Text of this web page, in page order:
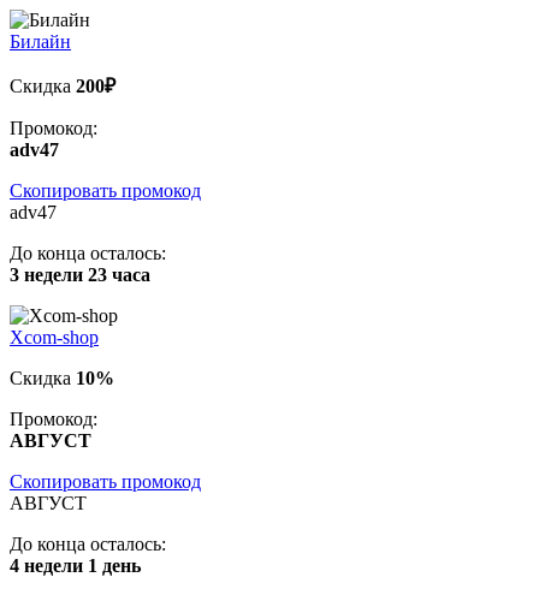
Билайн
Скидка 200₽
Промокод:
adv47
Скопировать промокод
adv47
До конца осталось:
3 недели 23 часа
Xcom-shop
Скидка 10%
Промокод:
АВГУСТ
Скопировать промокод
АВГУСТ
До конца осталось:
4 недели 1 день